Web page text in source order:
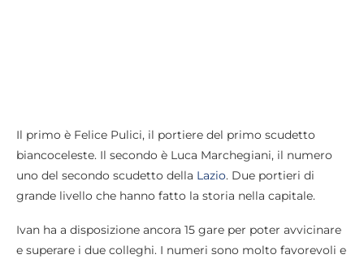
Il primo è Felice Pulici, il portiere del primo scudetto
biancoceleste. Il secondo è Luca Marchegiani, il numero
uno del secondo scudetto della Lazio. Due portieri di
grande livello che hanno fatto la storia nella capitale.
Ivan ha a disposizione ancora 15 gare per poter avvicinare
e superare i due colleghi. I numeri sono molto favorevoli e